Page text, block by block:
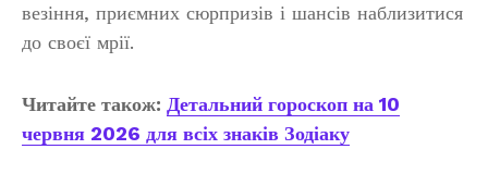
везіння, приємних сюрпризів і шансів наблизитися
до своєї мрії.
Читайте також: Детальний гороскоп на 10
червня 2026 для всіх знаків Зодіаку